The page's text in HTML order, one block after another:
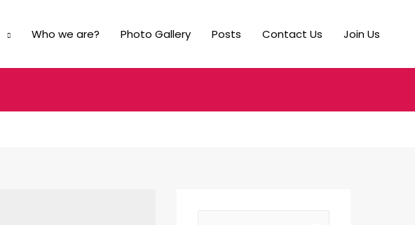
Who we are? Photo Gallery Posts Contact Us Join Us